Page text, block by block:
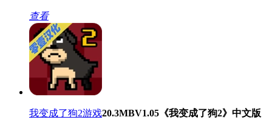
查看
我变成了狗2游戏20.3MBV1.05 《我变成了狗2》中文版